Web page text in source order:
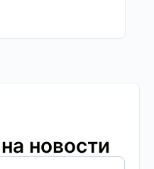
новости